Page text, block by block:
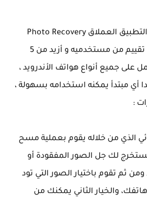
وهنا يأتي دور هذا التطبيق العملاق Photo Recovery
الحاصل على أعلى تقييم من مستخدميه و أزيد من 5
على جميع أنواع هواتف الأندرويد ،
أي مبتدأ يمكنه استخدامه بسهولة ،
:
الذي من خلاله يقوم بعملية مسح
لك جل الصور المفقودة أو
ثم تقوم باختيار الصور التي تود
والخيار الثاني يمكنك من